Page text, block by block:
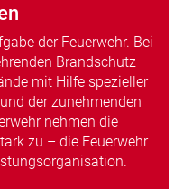
der Feuerwehr. Bei
Brandschutz
mit Hilfe spezieller
der zunehmenden
nehmen die
zu – die Feuerwehr